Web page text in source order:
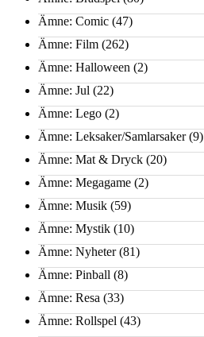
Ämne: Comic (47)
Ämne: Film (262)
Ämne: Halloween (2)
Ämne: Jul (22)
Ämne: Lego (2)
Ämne: Leksaker/Samlarsaker(9)
Ämne: Mat & Dryck (20)
Ämne: Megagame (2)
Ämne: Musik (59)
Ämne: Mystik (10)
Ämne: Nyheter(81)
Ämne: Pinball (8)
Ämne: Resa (33)
Ämne: Rollspel (43)